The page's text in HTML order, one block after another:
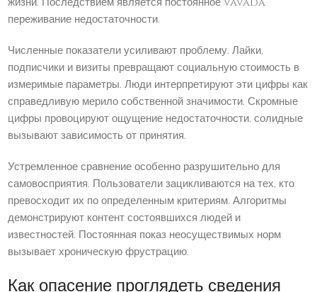
переживание недостаточности.
Численные показатели усиливают проблему. Лайки,
подписчики и визиты превращают социальную стоимость в
измеримые параметры. Люди интерпретируют эти цифры как
справедливую мерило собственной значимости. Скромные
цифры провоцируют ощущение недостаточности, солидные
вызывают зависимость от принятия.
Устремленное сравнение особенно разрушительно для
самовосприятия. Пользователи зацикливаются на тех, кто
превосходит их по определенным критериям. Алгоритмы
демонстрируют контент состоявшихся людей и
известностей. Постоянная показ неосуществимых норм
вызывает хроническую фрустрацию.
Как опасение проглядеть сведения